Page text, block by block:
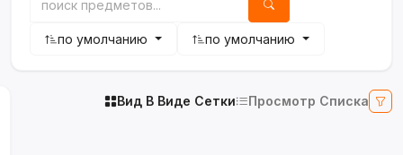
по умолчанию по умолчанию
Вид В Виде Сетки Просмотр Списка